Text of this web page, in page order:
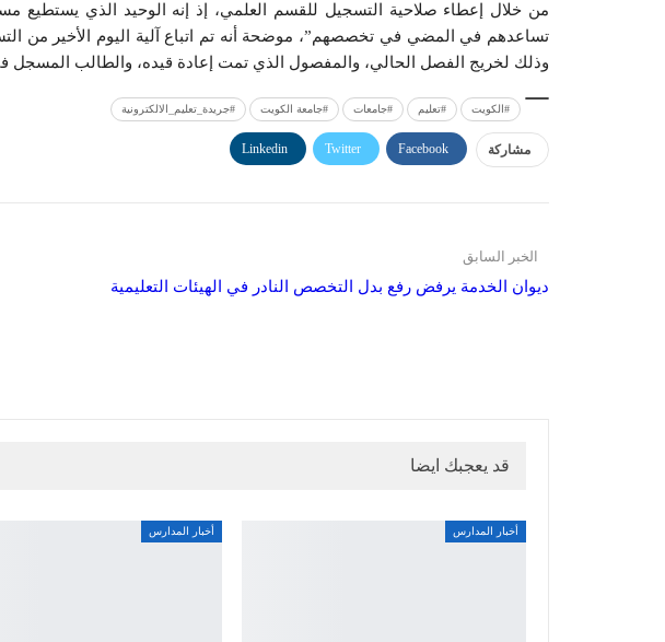
من خلال إعطاء صلاحية التسجيل للقسم العلمي، إذ إنه الوحيد الذي يستطيع
تساعدهم في المضي في تخصصهم”، موضحة أنه تم اتباع آلية اليوم الأخير من
وذلك لخريج الفصل الحالي، والمفصول الذي تمت إعادة قيده، والطالب المسجل في أقل
#الكويت #تعليم #جامعات #جامعة الكويت #جريدة_تعليم_الالكترونية
مشاركة Facebook
Twitter
Linkedin
الخبر السابق
ديوان الخدمة يرفض رفع بدل التخصص النادر في الهيئات التعليمية
قد يعجبك ايضا
أخبار المدارس أخبار المدارس